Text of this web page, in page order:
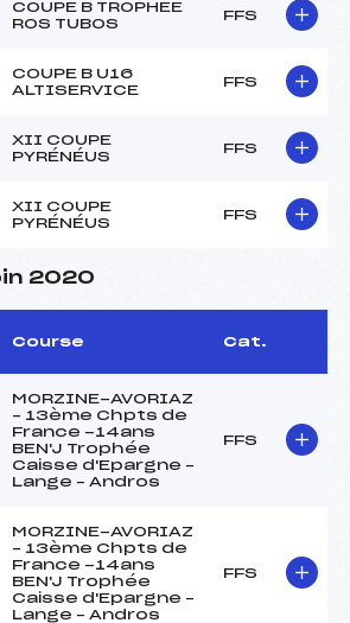
COUPE B TROPHEE
ROS TUBOS
FFS
COUPE B U16
ALTISERVICE
FFS
XII COUPE
PYRÉNÉUS
FFS
XII COUPE
PYRÉNÉUS
FFS
2020
Course Cat.
MORZINE-AVORIAZ
– 13ème Chpts de
France -14ans
BEN'J Trophée
Caisse d'Epargne –
Lange – Andros
FFS
MORZINE-AVORIAZ
– 13ème Chpts de
France -14ans
BEN'J Trophée
Caisse d'Epargne –
Lange – Andros
FFS